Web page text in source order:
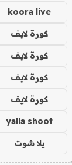
koora live
كورة لايف
كورة لايف
كورة لايف
كورة لايف
yalla shoot
يلا شوت